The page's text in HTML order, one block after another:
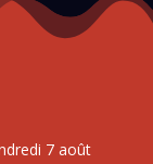
7 août